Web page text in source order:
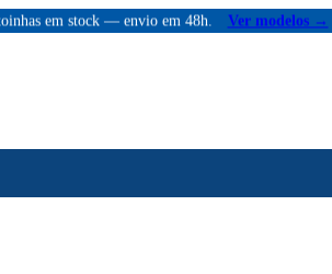
em stock — envio em 48h. Ver modelos →